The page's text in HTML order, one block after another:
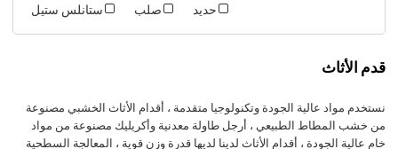
ستانلس ستيل صلب حديد
قدم الأثاث
نستخدم مواد عالية الجودة وتكنولوجيا متقدمة ، أقدام الأثاث الخشبي مصنوعة
من خشب المطاط الطبيعي ، أرجل طاولة معدنية وأكريليك مصنوعة من مواد
خام عالية الجودة ، أقدام الأثاث لدينا لديها قدرة وزن قوية ، المعالجة السطحية